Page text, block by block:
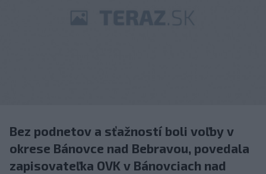
Bez podnetov a sťažností boli voľby v
okrese Bánovce nad Bebravou, povedala
zapisovateľka OVK v Bánovciach nad